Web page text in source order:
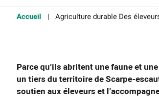
Accueil Agriculture durable Des
Parce qu’ils abritent une faune et
un tiers du territoire de Scarpe-
soutien aux éleveurs et